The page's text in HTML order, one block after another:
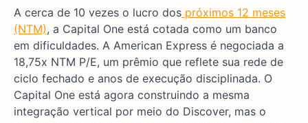
A cerca de 10 vezes o lucro dos próximos 12 meses
(NTM), a Capital One está cotada como um banco
em dificuldades. A American Express é negociada a
18,75x NTM P/E, um prêmio que reflete sua rede de
ciclo fechado e anos de execução disciplinada. O
Capital One está agora construindo a mesma
integração vertical por meio do Discover, mas o